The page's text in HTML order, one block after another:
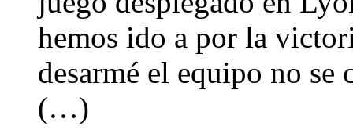
hemos ido a por la
desarmé el equipo no se
(…)